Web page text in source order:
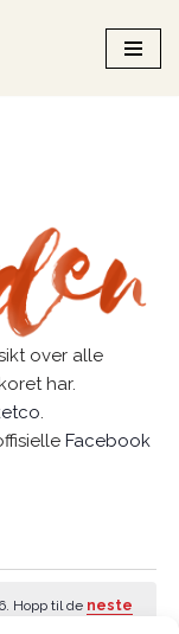
over alle
har.
.
Facebook
Hopp til de neste